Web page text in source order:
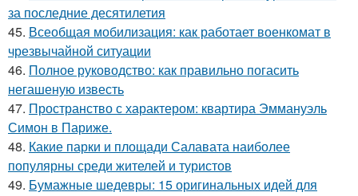
за последние десятилетия
45. Всеобщая мобилизация: как работает военкомат в
чрезвычайной ситуации
46. Полное руководство: как правильно погасить
негашеную известь
47. Пространство с характером: квартира Эммануэль
Симон в Париже.
48. Какие парки и площади Салавата наиболее
популярны среди жителей и туристов
49. Бумажные шедевры: 15 оригинальных идей для